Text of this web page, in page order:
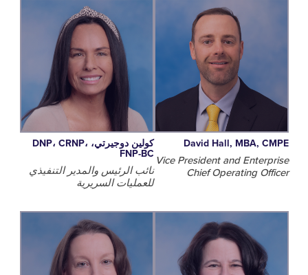
David Hall, MBA,
Vice President and
Chief Operating
كولين دوجيرتي، DNP، CRNP،
نائب الرئيس والمدير التنفيذي
للعمليات السريرية